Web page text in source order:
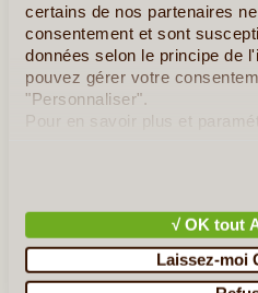
certains de nos partenaires
consentement et sont
données selon le principe de
pouvez gérer votre
"Personnaliser".
Pour en savoir plus et
√ OK tout
Laissez-moi
MARTA ET
DU 20/10/2015
Bonjour Séjour inoubliable au
pleinement satisfait avec
d'authentiques découvertes
Lire la